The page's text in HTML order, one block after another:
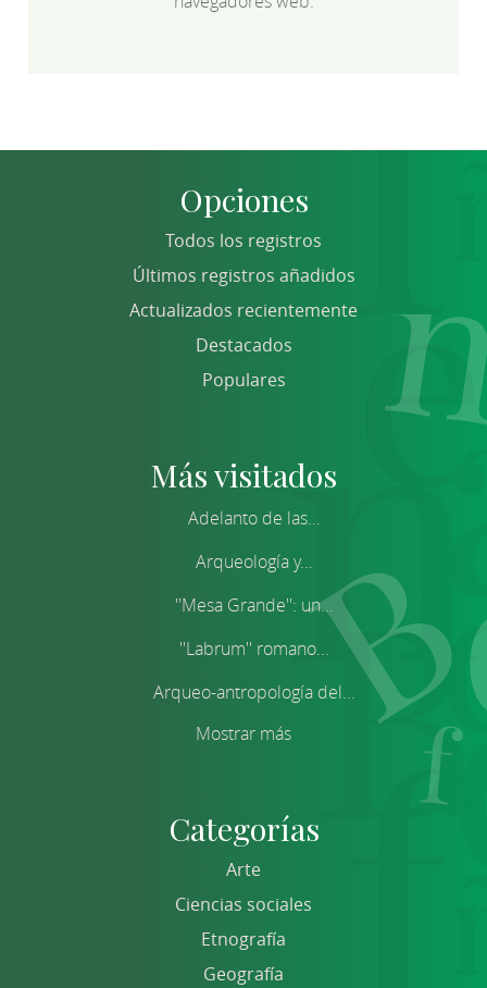
Opciones
Todos los registros
Últimos registros añadidos
Actualizados recientemente
Destacados
Populares
Más visitados
Adelanto de las...
Arqueología y...
''Mesa Grande'': un...
''Labrum'' romano...
Arqueo-antropología del...
Mostrar más
Categorías
Arte
Ciencias sociales
Etnografía
Geografía